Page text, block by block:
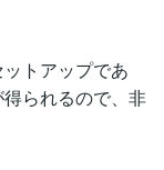
トアップであ
られるので、非